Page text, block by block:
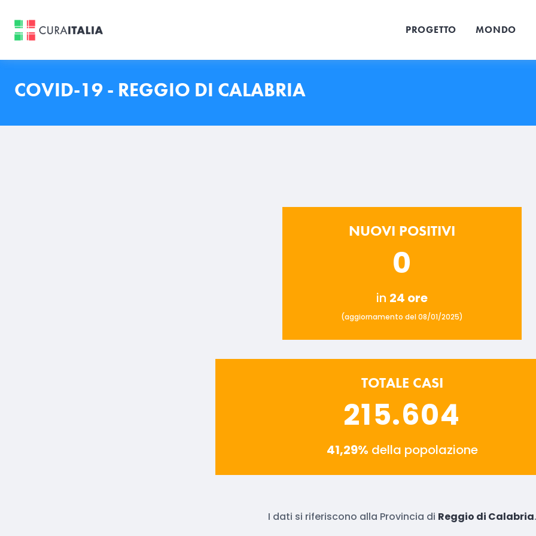
PROGETTO MONDO
COVID-19 - REGGIO DI CALABRIA
NUOVI POSITIVI
0
in 24 ore
(aggiornamento del 08/01/2025)
TOTALE CASI
215.604
41,29% della popolazione
I dati si riferiscono alla Provincia di Reggio di Calabria.